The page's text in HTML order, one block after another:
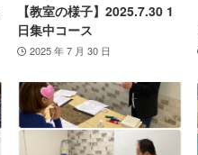
【教室の様子】2025.7.30 1
日集中コース
2025 年 7 月 30 日